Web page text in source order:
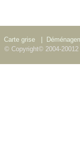
Carte grise
© Copyright© 2004-